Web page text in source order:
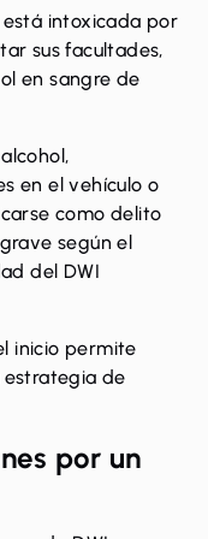
intoxicada por
sus facultades,
en sangre de
en el vehículo o
como delito
según el
del DWI
inicio permite
estrategia de
por un